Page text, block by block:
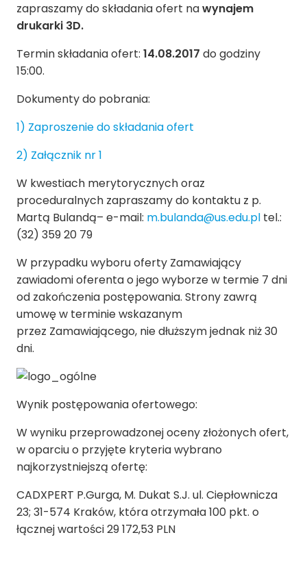
zapraszamy do składania ofert nawynajem
drukarki 3D.
Termin składania ofert: 14.08.2017 do godziny
15:00.
Dokumenty do pobrania:
1) Zaproszenie do składania ofert
2) Załącznik nr 1
W kwestiach merytorycznych oraz
proceduralnych zapraszamy do kontaktu z p.
Martą Bulandą– e-mail: m.bulanda@us.edu.pl tel.:
(32) 359 20 79
W przypadku wyboru oferty Zamawiający
zawiadomi oferenta o jego wyborze w termie 7 dni
od zakończenia postępowania. Strony zawrą
umowę w terminie wskazanym
przez Zamawiającego, nie dłuższym jednak niż 30
dni.
Wynik postępowania ofertowego:
W wyniku przeprowadzonej oceny złożonych ofert,
w oparciu o przyjęte kryteria wybrano
najkorzystniejszą ofertę:
CADXPERT P.Gurga, M. Dukat S.J. ul. Ciepłownicza
23; 31-574 Kraków, która otrzymała 100 pkt. o
łącznej wartości 29 172,53 PLN